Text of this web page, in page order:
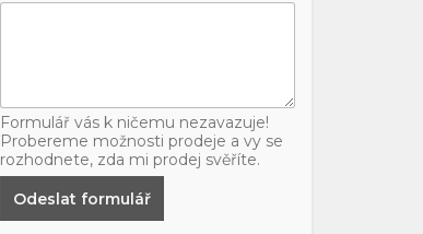
Formulář vás k ničemu nezavazuje!
Probereme možnosti prodeje a vy se
rozhodnete, zda mi prodej svěříte.
Odeslat formulář